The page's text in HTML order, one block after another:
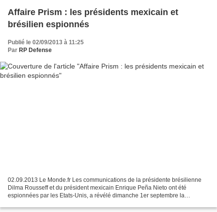
Affaire Prism : les présidents mexicain et
brésilien espionnés
Publié le 02/09/2013 à 11:25
Par RP Defense
02.09.2013 Le Monde.fr Les communications de la présidente brésilienne
Dilma Rousseff et du président mexicain Enrique Peña Nieto ont été
espionnées par les Etats-Unis, a révélé dimanche 1er septembre la